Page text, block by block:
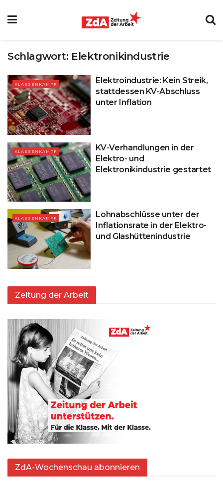
Schlagwort: Elektronikindustrie
KLASSENKAMPF
Elektroindustrie: Kein Streik,
stattdessen KV-Abschluss
unter Inflation
KLASSENKAMPF
KV-Verhandlungen in der
Elektro- und
Elektronikindustrie gestartet
KLASSENKAMPF
Lohnabschlüsse unter der
Inflationsrate in der Elektro-
und Glashüttenindustrie
Zeitung der Arbeit
ZdA-Wochenschau abonnieren